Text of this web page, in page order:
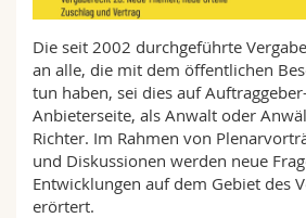
Math.-Nat. und Med. Fak.
Interfakultär
Mitarbeitende
Doktorierende
Webmail
Vorlesungsverzeichnis
MyUnifr
Die seit 2002 durchgeführte
an alle, die mit dem öffentlichen
tun haben, sei dies auf
Anbieterseite, als Anwalt oder
Richter. Im Rahmen von
und Diskussionen werden neue
Entwicklungen auf dem Gebiet des
erörtert.